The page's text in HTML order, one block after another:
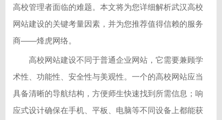
高校管理者面临的难题。本文将为您详细解析武汉高校
网站建设的关键考量因素，并为您推荐值得信赖的服务
商——烽虎网络。
高校网站建设不同于普通企业网站，它需要兼顾学
术性、功能性、安全性与美观性。一个的高校网站应当
具备清晰的导航结构，方便师生快速找到所需信息；响
应式设计确保在手机、平板、电脑等不同设备上都能获